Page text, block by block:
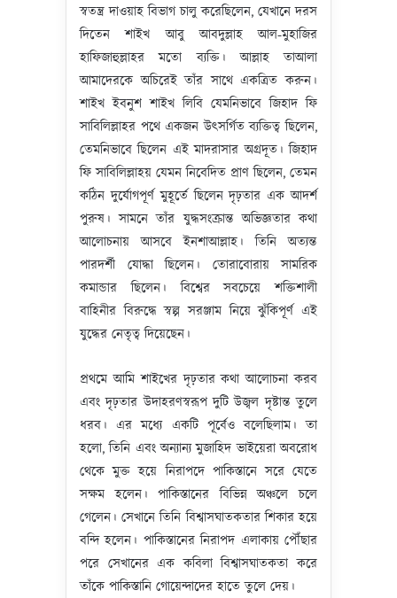
স্বতন্ত্র দাওয়াহ বিভাগ চালু করেছিলেন, যেখানে দরস
দিতেন শাইখ আবু আবদুল্লাহ আল-মুহাজির
হাফিজাহুল্লাহর মতো ব্যক্তি। আল্লাহ তাআলা
আমাদেরকে অচিরেই তাঁর সাথে একত্রিত করুন।
শাইখ ইবনুশ শাইখ লিবি যেমনিভাবে জিহাদ ফি
সাবিলিল্লাহর পথে একজন উৎসর্গিত ব্যক্তিত্ব ছিলেন,
তেমনিভাবে ছিলেন এই মাদরাসার অগ্রদূত। জিহাদ
ফি সাবিলিল্লাহয় যেমন নিবেদিত প্রাণ ছিলেন, তেমন
কঠিন দুর্যোগপূর্ণ মুহূর্তে ছিলেন দৃঢ়তার এক আদর্শ
পুরুষ। সামনে তাঁর যুদ্ধসংক্রান্ত অভিজ্ঞতার কথা
আলোচনায় আসবে ইনশাআল্লাহ। তিনি অত্যন্ত
পারদর্শী যোদ্ধা ছিলেন। তোরাবোরায় সামরিক
কমান্ডার ছিলেন। বিশ্বের সবচেয়ে শক্তিশালী
বাহিনীর বিরুদ্ধে স্বল্প সরঞ্জাম নিয়ে ঝুঁকিপূর্ণ এই
যুদ্ধের নেতৃত্ব দিয়েছেন।
প্রথমে আমি শাইখের দৃঢ়তার কথা আলোচনা করব
এবং দৃঢ়তার উদাহরণস্বরূপ দুটি উজ্বল দৃষ্টান্ত তুলে
ধরব। এর মধ্যে একটি পূর্বেও বলেছিলাম। তা
হলো, তিনি এবং অন্যান্য মুজাহিদ ভাইয়েরা অবরোধ
থেকে মুক্ত হয়ে নিরাপদে পাকিস্তানে সরে যেতে
সক্ষম হলেন। পাকিস্তানের বিভিন্ন অঞ্চলে চলে
গেলেন। সেখানে তিনি বিশ্বাসঘাতকতার শিকার হয়ে
বন্দি হলেন। পাকিস্তানের নিরাপদ এলাকায় পৌঁছার
পরে সেখানের এক কবিলা বিশ্বাসঘাতকতা করে
তাঁকে পাকিস্তানি গোয়েন্দাদের হাতে তুলে দেয়।